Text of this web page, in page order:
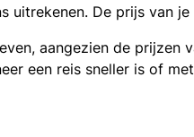
uitrekenen. De prijs van
aangezien de
een reis sneller is of